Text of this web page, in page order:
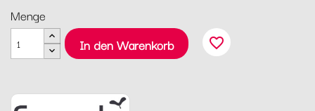
Menge
In den Warenkorb
favorite_border